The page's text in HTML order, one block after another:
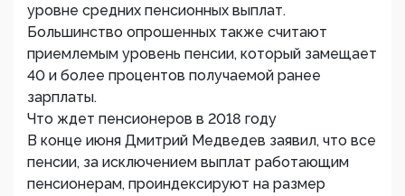
уровне средних пенсионных выплат.
Большинство опрошенных также считают
приемлемым уровень пенсии, который замещает
40 и более процентов получаемой ранее
зарплаты.
Что ждет пенсионеров в 2018 году
В конце июня Дмитрий Медведев заявил, что все
пенсии, за исключением выплат работающим
пенсионерам, проиндексируют на размер